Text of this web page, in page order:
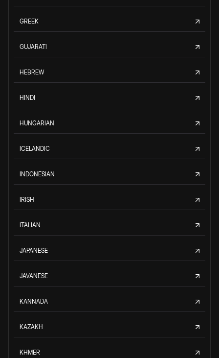
GREEK
GUJARATI
HEBREW
HINDI
HUNGARIAN
ICELANDIC
INDONESIAN
IRISH
ITALIAN
JAPANESE
JAVANESE
KANNADA
KAZAKH
KHMER